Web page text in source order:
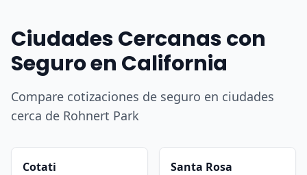
Ciudades Cercanas con
Seguro en California
Compare cotizaciones de seguro en ciudades
cerca de Rohnert Park
Cotati Santa Rosa